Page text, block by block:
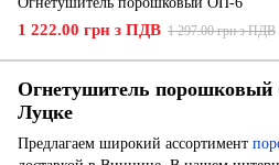
1 222.00 грн з ПДВ 1 297.00 грн з ПДВ
Огнетушитель порошковый
Луцке
Предлагаем широкий ассортимент